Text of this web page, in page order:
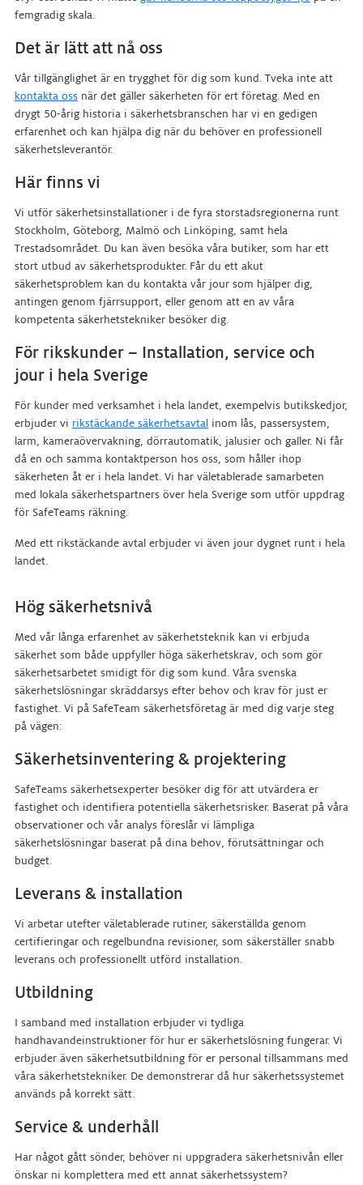
femgradig skala.
Det är lätt att nå oss
Vår tillgänglighet är en trygghet för dig som kund. Tveka inte att
kontakta ossnär det gäller säkerheten för ert företag. Med en
drygt 50-årig historia i säkerhetsbranschen har vi en gedigen
erfarenhet och kan hjälpa dig när du behöver en professionell
säkerhetsleverantör.
Här finns vi
Vi utför säkerhetsinstallationer i de fyra storstadsregionerna runt
Stockholm, Göteborg, Malmö och Linköping, samt hela
Trestadsområdet. Du kan även besöka våra butiker, som har ett
stort utbud av säkerhetsprodukter. Får du ett akut
säkerhetsproblem kan du kontakta vår jour som hjälper dig,
antingen genom fjärrsupport, eller genom att en av våra
kompetenta säkerhetstekniker besöker dig.
För rikskunder – Installation, service och
jour i hela Sverige
För kunder med verksamhet i hela landet, exempelvis butikskedjor,
erbjuder vi rikstäckande säkerhetsavtalinom lås, passersystem,
larm, kameraövervakning, dörrautomatik, jalusier och galler. Ni får
då en och samma kontaktperson hos oss, som håller ihop
säkerheten åt er i hela landet. Vi har väletablerade samarbeten
med lokala säkerhetspartners över hela Sverige som utför uppdrag
för SafeTeams räkning.
Med ett rikstäckande avtal erbjuder vi även jour dygnet runt i hela
landet.
Hög säkerhetsnivå
Med vår långa erfarenhet av säkerhetsteknik kan vi erbjuda
säkerhet som både uppfyller höga säkerhetskrav, och som gör
säkerhetsarbetet smidigt för dig som kund. Våra svenska
säkerhetslösningar skräddarsys efter behov och krav för just er
fastighet. Vi på SafeTeam säkerhetsföretag är med dig varje steg
på vägen:
Säkerhetsinventering & projektering
SafeTeams säkerhetsexperter besöker dig för att utvärdera er
fastighet och identifiera potentiella säkerhetsrisker. Baserat på våra
observationer och vår analys föreslår vi lämpliga
säkerhetslösningar baserat på dina behov, förutsättningar och
budget.
Leverans & installation
Vi arbetar utefter väletablerade rutiner, säkerställda genom
certifieringar och regelbundna revisioner, som säkerställer snabb
leverans och professionellt utförd installation.
Utbildning
I samband med installation erbjuder vi tydliga
handhavandeinstruktioner för hur er säkerhetslösning fungerar. Vi
erbjuder även säkerhetsutbildning för er personal tillsammans med
våra säkerhetstekniker. De demonstrerar då hur säkerhetssystemet
används på korrekt sätt.
Service & underhåll
Har något gått sönder, behöver ni uppgradera säkerhetsnivån eller
önskar ni komplettera med ett annat säkerhetssystem?